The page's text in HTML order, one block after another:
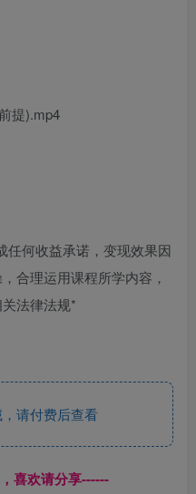
提).mp4
任何收益承诺，变现效果因
合理运用课程所学内容，
法律法规*
请付费后查看
喜欢请分享------